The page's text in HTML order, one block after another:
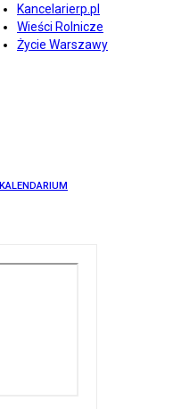
Kancelarierp.pl
Wieści Rolnicze
Życie Warszawy
KALENDARIUM